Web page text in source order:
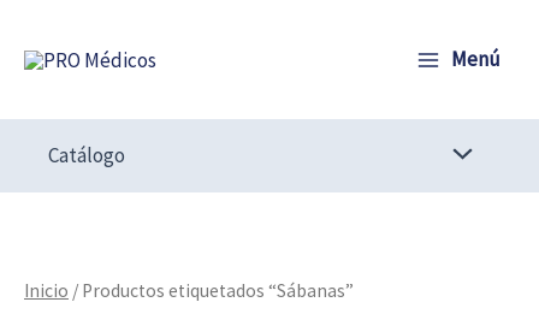
Menú
Catálogo
Inicio / Productos etiquetados “Sábanas”